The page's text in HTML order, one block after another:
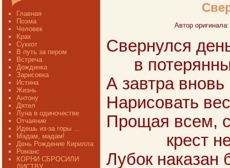
Главная
Поэма
Человек
Крах
Суккот
В путь за пером
Встреча
Дождинка
Зарисовка
Истина
Жизнь
Антону
Дятел
Луна в одиночестве
Отчаяние
Идешь из-за горы ...
Мадам, мадам!
День Рождение Кирилла
Романс
КОРНИ СБРОСИЛИ
Автор оригинала:
Свернулся
в
А завтра вновь
Нарисовать
Прощая всем,
крест
Лубок наказан